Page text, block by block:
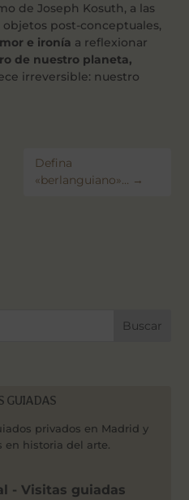
de Joseph Kosuth, a las
post-conceptuales,
e ironía a reflexionar
de nuestro planeta,
irreversible: nuestro
Defina
«berlanguiano»… →
GUIADAS
privados en Madrid y
en historia del arte.
- Visitas guiadas